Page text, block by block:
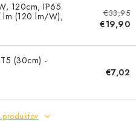
120cm, IP65
(120 lm/W),
€33,95
€19,90
(30cm) -
€7,02